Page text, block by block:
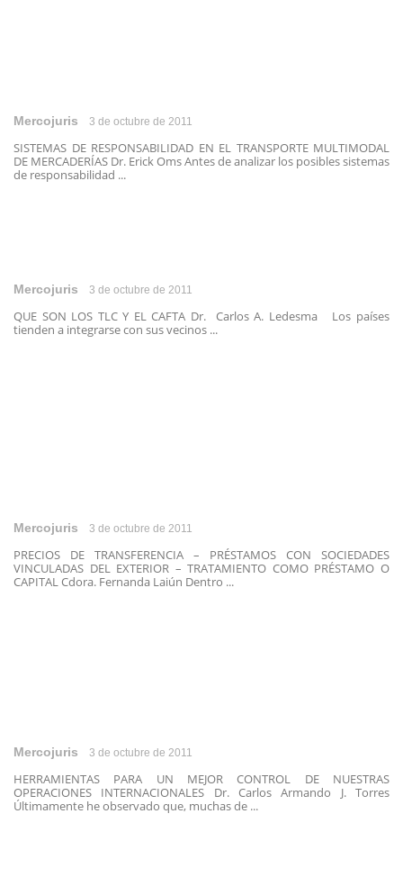
Mercojuris 3 de octubre de 2011
SISTEMAS DE RESPONSABILIDAD EN EL TRANSPORTE MULTIMODAL
DE MERCADERÍAS Dr. Erick Oms Antes de analizar los posibles sistemas
de responsabilidad ...
Mercojuris 3 de octubre de 2011
QUE SON LOS TLC Y EL CAFTA Dr. Carlos A. Ledesma Los países
tienden a integrarse con sus vecinos ...
Mercojuris 3 de octubre de 2011
PRECIOS DE TRANSFERENCIA – PRÉSTAMOS CON SOCIEDADES
VINCULADAS DEL EXTERIOR – TRATAMIENTO COMO PRÉSTAMO O
CAPITAL Cdora. Fernanda Laiún Dentro ...
Mercojuris 3 de octubre de 2011
HERRAMIENTAS PARA UN MEJOR CONTROL DE NUESTRAS
OPERACIONES INTERNACIONALES Dr. Carlos Armando J. Torres
Últimamente he observado que, muchas de ...